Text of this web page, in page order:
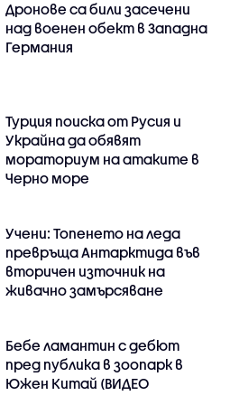
Дронове са били засечени
над военен обект в Западна
Германия
Турция поиска от Русия и
Украйна да обявят
мораториум на атаките в
Черно море
Учени: Топенето на леда
превръща Антарктида във
вторичен източник на
живачно замърсяване
Бебе ламантин с дебют
пред публика в зоопарк в
Южен Китай (ВИДЕО